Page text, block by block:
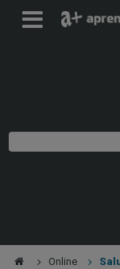
Online